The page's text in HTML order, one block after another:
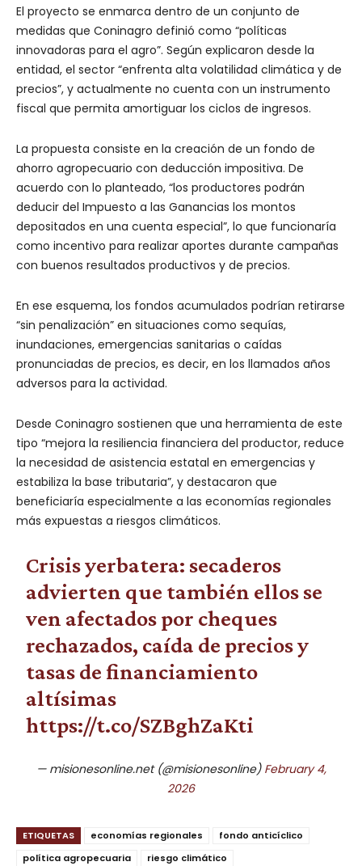
El proyecto se enmarca dentro de un conjunto de
medidas que Coninagro definió como “políticas
innovadoras para el agro”. Según explicaron desde la
entidad, el sector “enfrenta alta volatilidad climática y de
precios”, y actualmente no cuenta con un instrumento
fiscal que permita amortiguar los ciclos de ingresos.
La propuesta consiste en la creación de un fondo de
ahorro agropecuario con deducción impositiva. De
acuerdo con lo planteado, “los productores podrán
deducir del Impuesto a las Ganancias los montos
depositados en una cuenta especial”, lo que funcionaría
como incentivo para realizar aportes durante campañas
con buenos resultados productivos y de precios.
En ese esquema, los fondos acumulados podrían retirarse
“sin penalización” en situaciones como sequías,
inundaciones, emergencias sanitarias o caídas
pronunciadas de precios, es decir, en los llamados años
adversos para la actividad.
Desde Coninagro sostienen que una herramienta de este
tipo “mejora la resiliencia financiera del productor, reduce
la necesidad de asistencia estatal en emergencias y
estabiliza la base tributaria”, y destacaron que
beneficiaría especialmente a las economías regionales
más expuestas a riesgos climáticos.
Crisis yerbatera: secaderos
advierten que también ellos se
ven afectados por cheques
rechazados, caída de precios y
tasas de financiamiento
altísimas
https://t.co/SZBghZaKti
— misionesonline.net (@misionesonline) February 4,
2026
ETIQUETAS economías regionales
fondo anticíclico
política agropecuaria
riesgo climático